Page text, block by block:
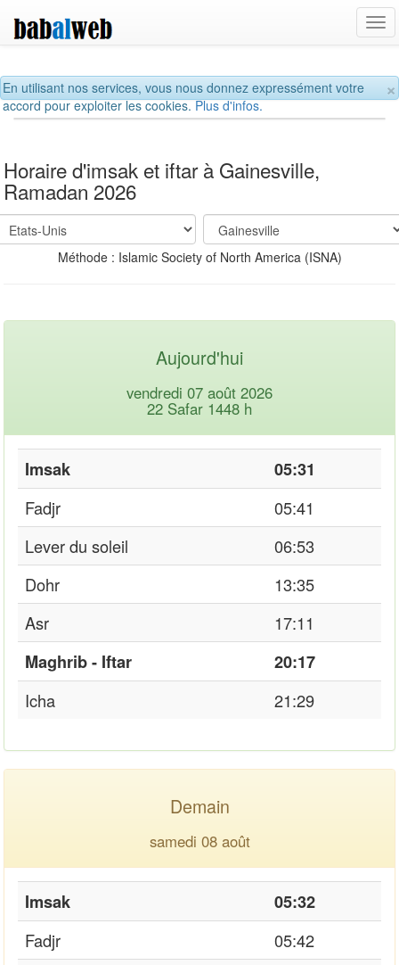
×
En utilisant nos services, vous nous donnez expressément votre
accord pour exploiter les cookies.Plus d'infos.
Horaire d'imsak et iftar à Gainesville,
Ramadan 2026
Méthode : Islamic Society of North America (ISNA)
Aujourd'hui
vendredi 07 août 2026
22 Safar 1448 h
Imsak
05:31
Fadjr
05:41
Lever du soleil
06:53
Dohr
13:35
Asr
17:11
Maghrib - Iftar
20:17
Icha
21:29
Demain
samedi 08 août
Imsak
05:32
Fadjr
05:42